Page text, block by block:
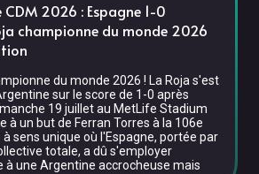
CDM 2026 : Espagne 1-0
championne du monde 2026
du monde 2026 ! La Roja s'est
sur le score de 1-0 après
19 juillet au MetLife Stadium
à un but de Ferran Torres à la 106e
sens unique où l'Espagne, portée par
totale, a dû s'employer
à une Argentine accrocheuse mais